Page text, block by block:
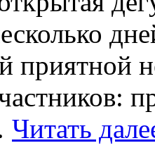
приятной
Читать